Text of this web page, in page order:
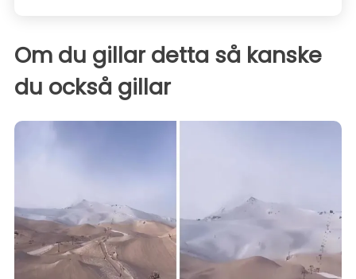
Om du gillar detta så kanske
du också gillar